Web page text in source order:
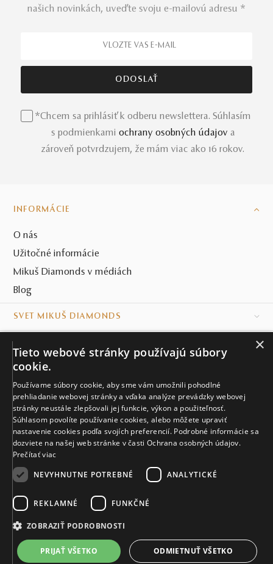
3 616 €
Vyrobíme a doručíme do 21 dní
VIAC INFO
našich novinkách, uveďte svoju e-mailovú adresu *
*Chcem sa prihlásiť k odberu newslettera. Súhlasím
s podmienkami ochrany osobných údajov a
zároveň potvrdzujem, že mám viac ako 16 rokov.
INFORMÁCIE
O nás
Užitočné informácie
Mikuš Diamonds v médiách
Blog
SVET MIKUŠ DIAMONDS
KONTAKT
Naše klenotníctva
Sídlo spoločnosti
© MIKUŠ DIAMONDS, A.S. 2026. VŠETKY PRÁVA VYHRADENÉ.
×
Tieto webové stránky používajú súbory
cookie.
Používame súbory cookie, aby sme vám umožnili pohodlné
prehliadanie webovej stránky a vďaka analýze prevádzky webovej
stránky neustále zlepšovali jej funkcie, výkon a použiteľnosť.
Súhlasom povolíte používanie cookies, alebo môžete upraviť
nastavenie cookies podľa svojích preferencií. Podrobné informácie sa
dozviete na našej web stránke v časti Ochrana osobných údajov.
Prečítať viac
NEVYHNUTNE POTREBNÉ
ANALYTICKÉ
REKLAMNÉ FUNKČNÉ
ZOBRAZIŤ PODROBNOSTI
PRIJAŤ VŠETKO ODMIETNUŤ VŠETKO